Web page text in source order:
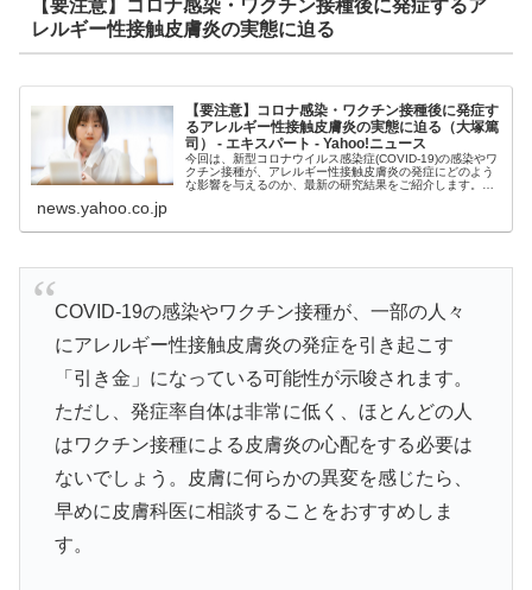
【要注意】コロナ感染・ワクチン接種後に発症するア
レルギー性接触皮膚炎の実態に迫る
【要注意】コロナ感染・ワクチン接種後に発症す
るアレルギー性接触皮膚炎の実態に迫る（大塚篤
司） - エキスパート - Yahoo!ニュース
今回は、新型コロナウイルス感染症(COVID-19)の感染やワ
クチン接種が、アレルギー性接触皮膚炎の発症にどのよう
な影響を与えるのか、最新の研究結果をご紹介します。ア
news.yahoo.co.jp
COVID-19の感染やワクチン接種が、一部の人々
にアレルギー性接触皮膚炎の発症を引き起こす
「引き金」になっている可能性が示唆されます。
ただし、発症率自体は非常に低く、ほとんどの人
はワクチン接種による皮膚炎の心配をする必要は
ないでしょう。皮膚に何らかの異変を感じたら、
早めに皮膚科医に相談することをおすすめしま
す。